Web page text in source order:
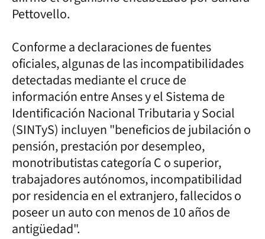
Pettovello.
Conforme a declaraciones de fuentes
oficiales, algunas de las incompatibilidades
detectadas mediante el cruce de
información entre Anses y el Sistema de
Identificación Nacional Tributaria y Social
(SINTyS) incluyen "beneficios de jubilación o
pensión, prestación por desempleo,
monotributistas categoría C o superior,
trabajadores autónomos, incompatibilidad
por residencia en el extranjero, fallecidos o
poseer un auto con menos de 10 años de
antigüedad".